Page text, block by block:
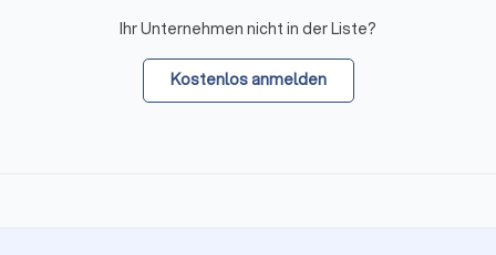
Ihr Unternehmen nicht in der Liste?
Kostenlos anmelden